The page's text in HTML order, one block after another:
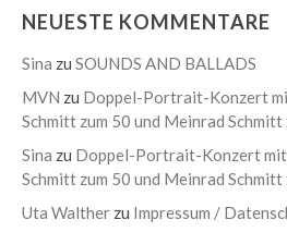
NEUESTE KOMMENTARE
Sina zu SOUNDS AND BALLADS
MVN zu Doppel-Portrait-Konzert
Schmitt zum 50 und Meinrad
Sina zu Doppel-Portrait-Konzert
Schmitt zum 50 und Meinrad
Uta Walther zu Impressum /